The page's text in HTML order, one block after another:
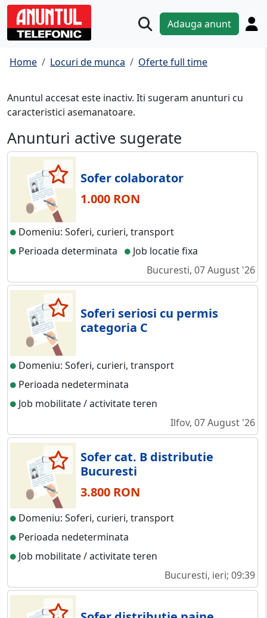
Adauga anunt
Home Locuri de munca Oferte full time
Anuntul accesat este inactiv. Iti sugeram anunturi cu
caracteristici asemanatoare.
Anunturi active sugerate
Sofer colaborator
1.000 RON
Domeniu: Soferi, curieri, transport
Perioada determinata
Job locatie fixa
Bucuresti, 07 August '26
Soferi seriosi cu permis
categoria C
Domeniu: Soferi, curieri, transport
Perioada nedeterminata
Job mobilitate / activitate teren
Ilfov, 07 August '26
Sofer cat. B distributie
Bucuresti
3.800 RON
Domeniu: Soferi, curieri, transport
Perioada nedeterminata
Job mobilitate / activitate teren
Bucuresti, ieri; 09:39